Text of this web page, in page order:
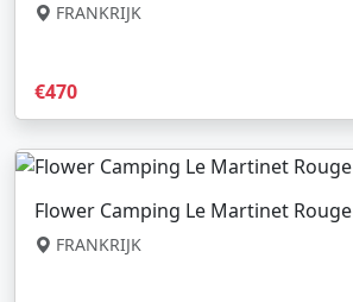
FRANKRIJK
€470
Flower Camping Le Martinet Rouge
FRANKRIJK